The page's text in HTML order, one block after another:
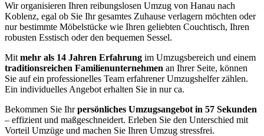
Wir organisieren Ihren reibungslosen Umzug von Hanau nach
Koblenz, egal ob Sie Ihr gesamtes Zuhause verlagern möchten oder
nur bestimmte Möbelstücke wie Ihren geliebten Couchtisch, Ihren
robusten Esstisch oder den bequemen Sessel.
Mit mehr als 14 Jahren Erfahrung im Umzugsbereich und einem
traditionsreichen Familienunternehmen an Ihrer Seite, können
Sie auf ein professionelles Team erfahrener Umzugshelfer zählen.
Ein individuelles Angebot erhalten Sie in nur ca.
Bekommen Sie Ihrpersönliches Umzugsangebot in 57 Sekunden
– effizient und maßgeschneidert. Erleben Sie den Unterschied mit
Vorteil Umzüge und machen Sie Ihren Umzug stressfrei.